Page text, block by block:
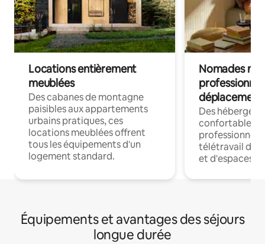
Locations entièrement
meublées
Des cabanes de montagne
paisibles aux appartements
urbains pratiques, ces
locations meublées offrent
tous les équipements d'un
logement standard.
Nomades
déplacement
Des
confortables
professionnels
télétravail
et d'espaces
Équipements et avantages des séjours
longue durée